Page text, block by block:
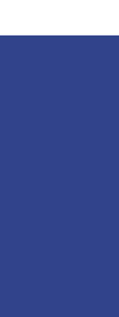
30137